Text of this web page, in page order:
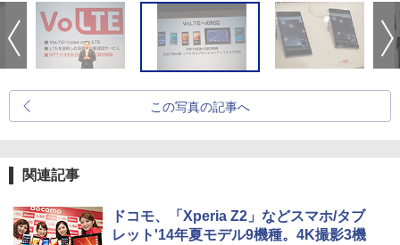
この写真の記事へ
関連記事
ドコモ、「Xperia Z2」などスマホ/タブ
レット'14年夏モデル9機種。4K撮影3機